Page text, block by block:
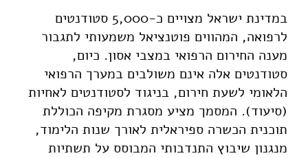
במדינת ישראל מצויים כ-5,000 סטודנטים
לרפואה, המהווים פוטנציאל משמעותי לתגבור
מענה החירום הרפואי במצבי אסון. כיום,
סטודנטים אלה אינם משולבים במערך הרפואי
הלאומי לשעת חירום, בניגוד לסטודנטים לאחיות
(סיעוד). המסמך מציע מסגרת מקיפה הכוללת
תוכנית הכשרה ספיראלית לאורך שנות הלימוד,
מנגנון שיבוץ התנדבותי המבוסס על תשתיות